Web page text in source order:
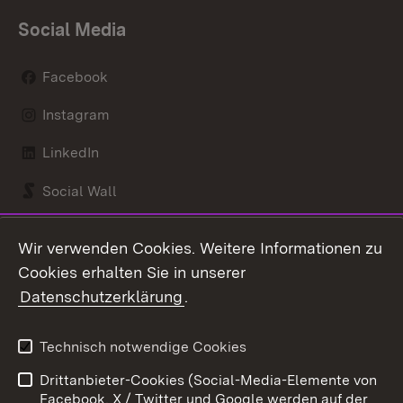
Social Media
Facebook
Instagram
LinkedIn
Social Wall
Kontakt
Barrierefreiheit
Impressum
Cookies
Wir verwenden Cookies. Weitere Informationen zu
Cookies erhalten Sie in unserer
Datenschutzerklärung.
Technisch notwendige Cookies
Drittanbieter-Cookies (Social-Media-Elemente von
Facebook, X / Twitter und Google werden auf der